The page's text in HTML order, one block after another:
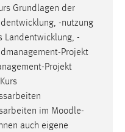
Grundlagen der
-nutzung
Landentwicklung, -
Projekt
Projekt
im Moodle-
auch eigene